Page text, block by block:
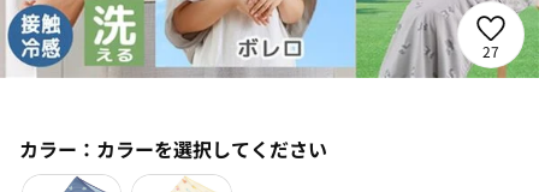
27
カラー： カラーを選択してください